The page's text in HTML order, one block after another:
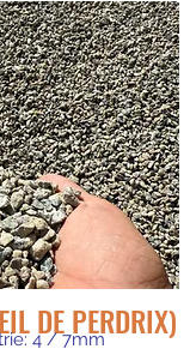
DE PERDRIX)
4 / 7mm